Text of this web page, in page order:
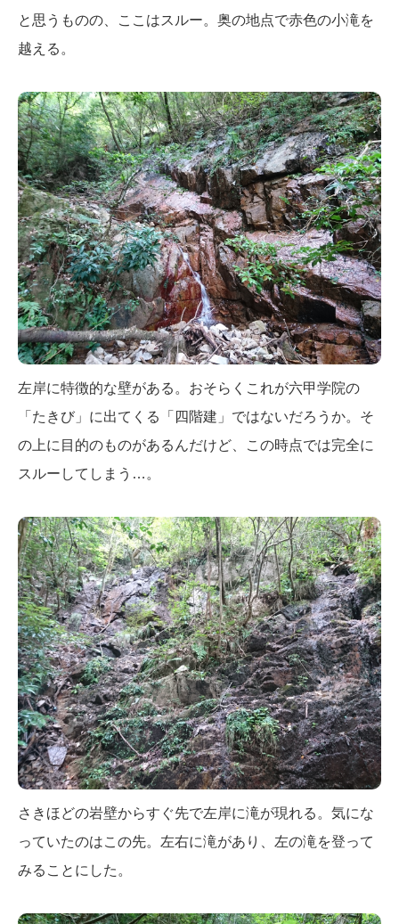
と思うものの、ここはスルー。奥の地点で赤色の小滝を
越える。
左岸に特徴的な壁がある。おそらくこれが六甲学院の
「たきび」に出てくる「四階建」ではないだろうか。そ
の上に目的のものがあるんだけど、この時点では完全に
スルーしてしまう…。
さきほどの岩壁からすぐ先で左岸に滝が現れる。気にな
っていたのはこの先。左右に滝があり、左の滝を登って
みることにした。